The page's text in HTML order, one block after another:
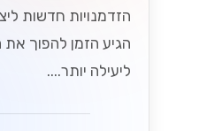
הזדמנויות חדשות
הגיע הזמן להפוך
ליעילה יותר....